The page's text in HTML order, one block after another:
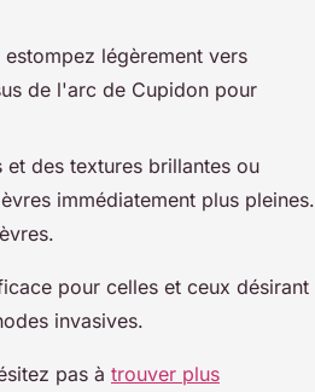
légèrement vers
de l'arc de Cupidon pour
des textures brillantes ou
immédiatement plus pleines.
pour celles et ceux désirant
invasives.
pas à trouver plus